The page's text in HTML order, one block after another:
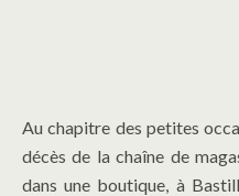
Au chapitre des petites
décès de la chaîne de
dans une boutique, à